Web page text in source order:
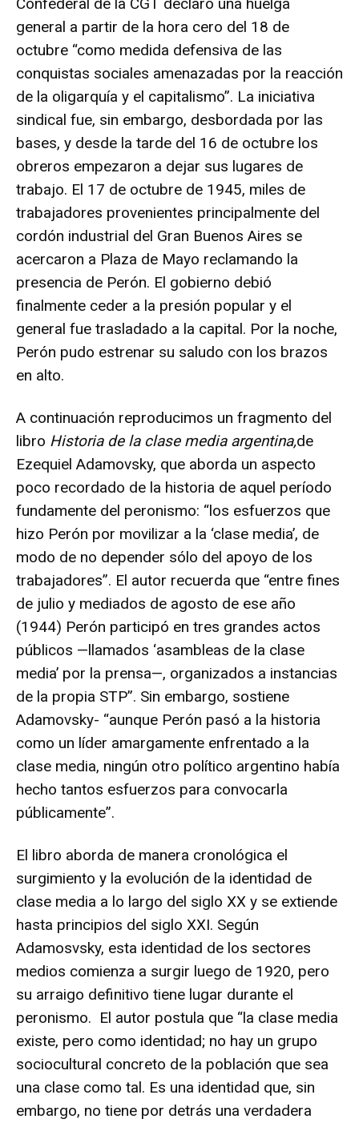
general a partir de la hora cero del 18 de
octubre “como medida defensiva de las
conquistas sociales amenazadas por la reacción
de la oligarquía y el capitalismo”. La iniciativa
sindical fue, sin embargo, desbordada por las
bases, y desde la tarde del 16 de octubre los
obreros empezaron a dejar sus lugares de
trabajo. El 17 de octubre de 1945, miles de
trabajadores provenientes principalmente del
cordón industrial del Gran Buenos Aires se
acercaron a Plaza de Mayo reclamando la
presencia de Perón. El gobierno debió
finalmente ceder a la presión popular y el
general fue trasladado a la capital. Por la noche,
Perón pudo estrenar su saludo con los brazos
en alto.
A continuación reproducimos un fragmento del
libro Historia de la clase media argentina,de
Ezequiel Adamovsky, que aborda un aspecto
poco recordado de la historia de aquel período
fundamente del peronismo: “los esfuerzos que
hizo Perón por movilizar a la ‘clase media’, de
modo de no depender sólo del apoyo de los
trabajadores”. El autor recuerda que “entre fines
de julio y mediados de agosto de ese año
(1944) Perón participó en tres grandes actos
públicos —llamados ‘asambleas de la clase
media’ por la prensa—, organizados a instancias
de la propia STP”. Sin embargo, sostiene
Adamovsky- “aunque Perón pasó a la historia
como un líder amargamente enfrentado a la
clase media, ningún otro político argentino había
hecho tantos esfuerzos para convocarla
públicamente”.
El libro aborda de manera cronológica el
surgimiento y la evolución de la identidad de
clase media a lo largo del siglo XX y se extiende
hasta principios del siglo XXI. Según
Adamosvsky, esta identidad de los sectores
medios comienza a surgir luego de 1920, pero
su arraigo definitivo tiene lugar durante el
peronismo. El autor postula que “la clase media
existe, pero como identidad; no hay un grupo
sociocultural concreto de la población que sea
una clase como tal. Es una identidad que, sin
embargo, no tiene por detrás una verdadera